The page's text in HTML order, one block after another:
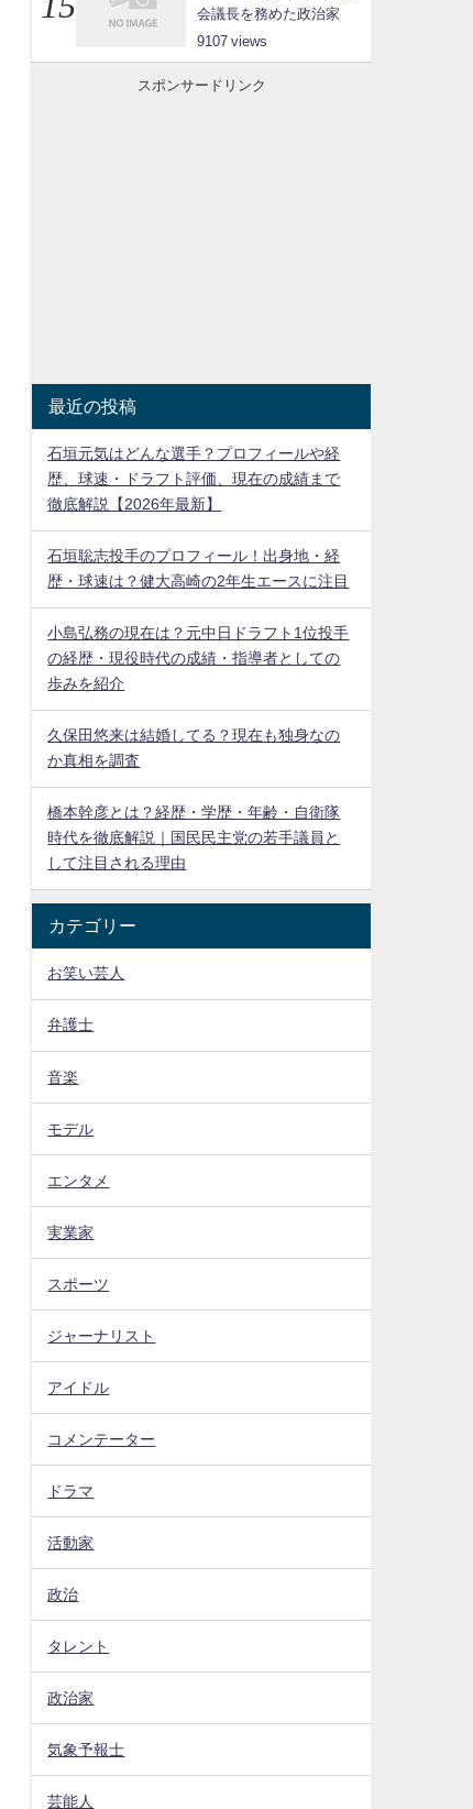
会議長を務めた政治家
9107
スポンサードリンク
最近の投稿
石垣元気はどんな選手？プロフィールや経
歴、球速・ドラフト評価、現在の成績まで
徹底解説【2026年最新】
石垣聡志投手のプロフィール！出身地・経
歴・球速は？健大高崎の2年生エースに注目
小島弘務の現在は？元中日ドラフト1位投手
の経歴・現役時代の成績・指導者としての
歩みを紹介
久保田悠来は結婚してる？現在も独身なの
か真相を調査
橋本幹彦とは？経歴・学歴・年齢・自衛隊
時代を徹底解説｜国民民主党の若手議員と
して注目される理由
カテゴリー
お笑い芸人
弁護士
音楽
モデル
エンタメ
実業家
スポーツ
ジャーナリスト
アイドル
コメンテーター
ドラマ
活動家
政治
タレント
政治家
気象予報士
芸能人